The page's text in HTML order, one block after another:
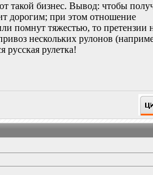
такой бизнес. Вывод: чтобы
дорогим; при этом отношение
помнут тяжестью, то претензии
нескольких рулонов
рулетка!